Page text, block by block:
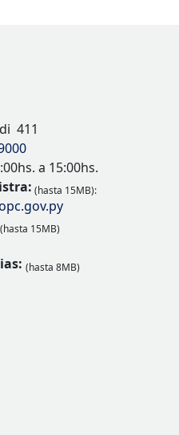
411
a 15:00hs.
(hasta 15MB):
(hasta 15MB)
(hasta 8MB)